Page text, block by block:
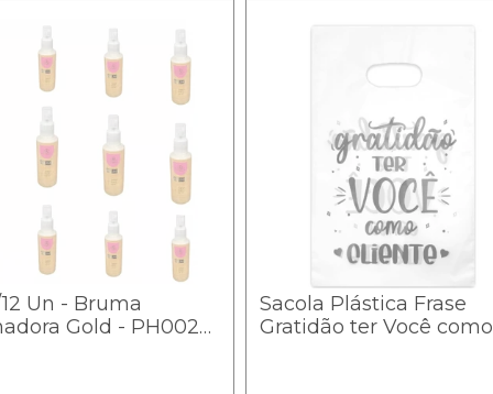
Un - Bruma
Gold - PH0024
Sacola Plástica Frase
Gratidão ter Você como